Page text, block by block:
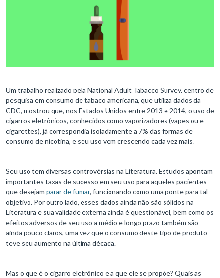
Um trabalho realizado pela National Adult Tabacco Survey, centro de
pesquisa em consumo de tabaco americana, que utiliza dados da
CDC, mostrou que, nos Estados Unidos entre 2013 e 2014, o uso de
cigarros eletrônicos, conhecidos como vaporizadores (vapes ou e-
cigarettes), já correspondia isoladamente a 7% das formas de
consumo de nicotina, e seu uso vem crescendo cada vez mais.
Seu uso tem diversas controvérsias na Literatura. Estudos apontam
importantes taxas de sucesso em seu uso para aqueles pacientes
que desejam parar de fumar, funcionando como uma ponte para tal
objetivo. Por outro lado, esses dados ainda não são sólidos na
Literatura e sua validade externa ainda é questionável, bem como os
efeitos adversos de seu uso a médio e longo prazo também são
ainda pouco claros, uma vez que o consumo deste tipo de produto
teve seu aumento na última década.
Mas o que é o cigarro eletrônico e a que ele se propõe? Quais as